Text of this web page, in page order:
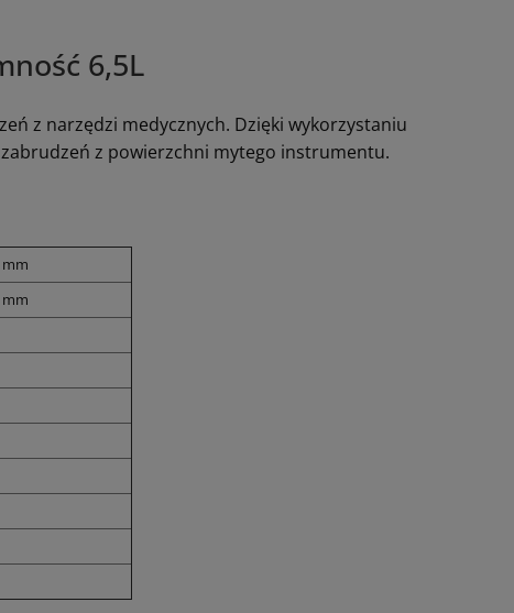
6,5L
z narzędzi medycznych. Dzięki wykorzystaniu
z powierzchni mytego instrumentu.
mm
mm